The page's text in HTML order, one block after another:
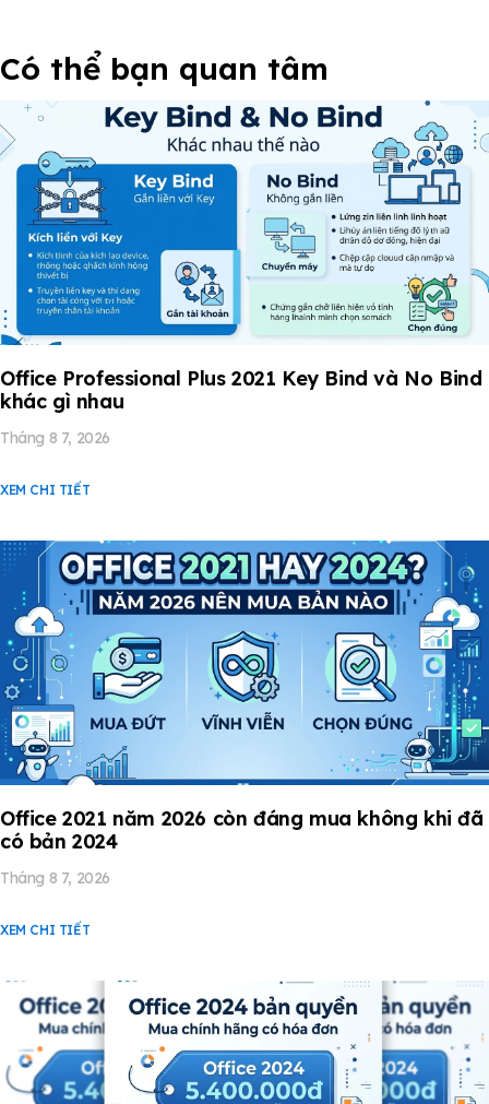
Có thể bạn quan tâm
Office Professional Plus 2021 Key Bind và No Bind
khác gì nhau
Tháng 8 7, 2026
XEM CHI TIẾT
Office 2021 năm 2026 còn đáng mua không khi đã
có bản 2024
Tháng 8 7, 2026
XEM CHI TIẾT